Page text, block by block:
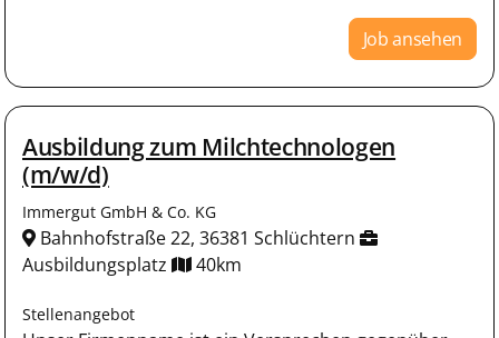
Job ansehen
Ausbildung zum Milchtechnologen
(m/w/d)
Immergut GmbH & Co. KG
Bahnhofstraße 22, 36381 Schlüchtern
Ausbildungsplatz
40km
Stellenangebot